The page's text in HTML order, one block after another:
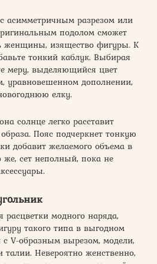
асимметричным разрезом или
подолом сможет
женщины, изящество фигуры. К
тонкий каблук. Выбирая
меру, выделяющийся цвет
уравновешенном дополнении,
елку.
солнце легко расставит
Пояс подчеркнет тонкую
добавит желаемого объема в
же, сет неполный, пока не
расцветки модного наряда,
такого типа в выгодном
V-образным вырезом, модели,
Невероятно женственно,